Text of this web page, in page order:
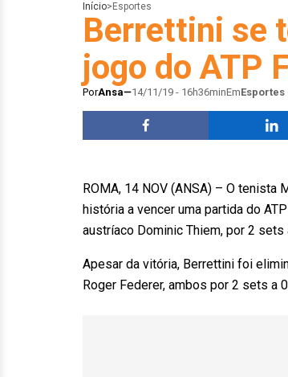
Início> Esportes
Berrettini se
jogo do ATP
PorAnsa 14/11/19 - 16h36minEmEsportes
ROMA, 14 NOV (ANSA) – O
história a vencer uma partida do
austríaco Dominic Thiem, por 2
Apesar da vitória, Berrettini foi
Roger Federer, ambos por 2 sets a